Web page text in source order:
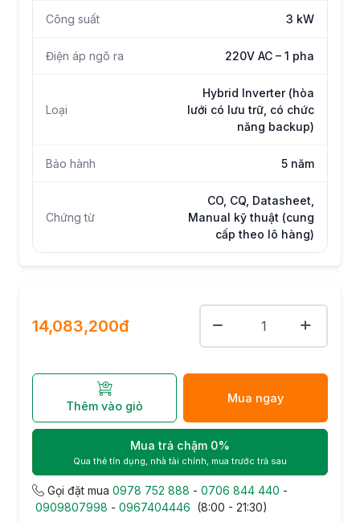
Công suất 3 kW
Điện áp ngõ ra 220V AC – 1 pha
Loại
Hybrid Inverter (hòa
lưới có lưu trữ, có chức
năng backup)
Bảo hành 5 năm
Chứng từ
CO, CQ, Datasheet,
Manual kỹ thuật (cung
cấp theo lô hàng)
14,083,200đ
Thêm vào giỏ
Mua ngay
Mua trả chậm 0%
Qua thẻ tín dụng, nhà tài chính, mua trước trả sau
Gọi đặt mua 0978 752 888 - 0706 844 440 -
0909807998 - 0967404446 (8:00 - 21:30)